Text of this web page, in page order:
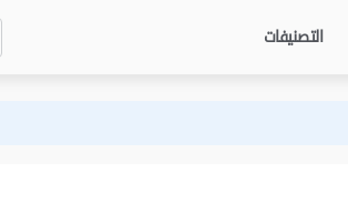
التصنيفات